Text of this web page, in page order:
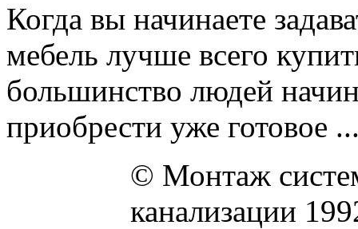
Когда вы начинаете
мебель лучше всего
большинство людей
приобрести уже готовое
© Монтаж
канализации